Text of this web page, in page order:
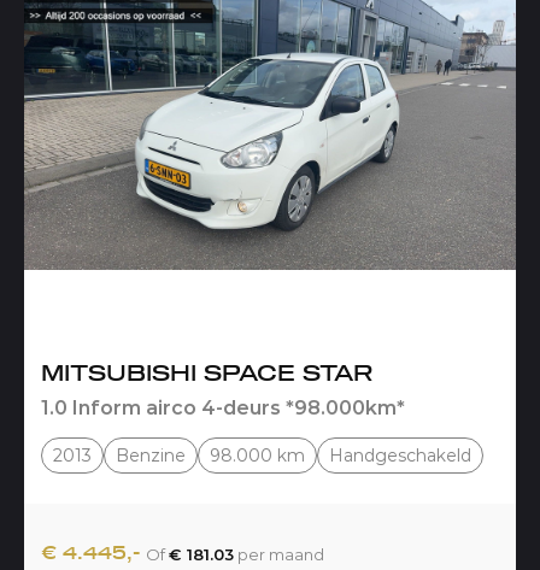
MITSUBISHI SPACE STAR
1.0 Inform airco 4-deurs *98.000km*
2013 Benzine 98.000 km Handgeschakeld
€ 4.445,- Of€ 181.03 per maand